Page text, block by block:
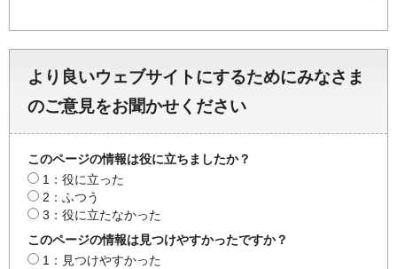
より良いウェブサイトにするためにみなさま
のご意見をお聞かせください
このページの情報は役に立ちましたか？
1：役に立った
2：ふつう
3：役に立たなかった
このページの情報は見つけやすかったですか？
1：見つけやすかった